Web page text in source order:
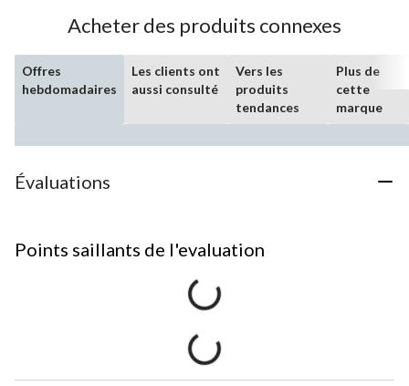
Acheter des produits connexes
Offres
hebdomadaires
Les clients ont
aussi consulté
Vers les
produits
tendances
Plus de
cette
marque
Évaluations
Points saillants de l'evaluation